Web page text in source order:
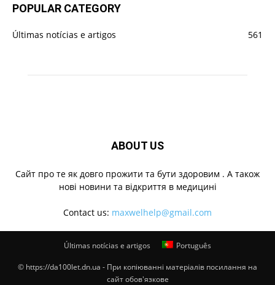
POPULAR CATEGORY
Últimas notícias e artigos 561
ABOUT US
Cайт про те як довго прожити та бути здоровим . А також
нові новини та відкриття в медицині
Contact us: maxwelhelp@gmail.com
Últimas notícias e artigos Português
© https://da100let.dn.ua - При копіюванні матеріалів посилання на
сайт обов'язкове